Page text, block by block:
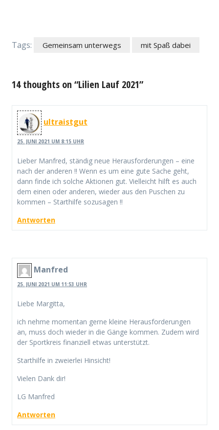
Tags: Gemeinsam unterwegs mit Spaß dabei
14 thoughts on “Lilien Lauf 2021”
ultraistgut
25. JUNI 2021 UM 8:15 UHR
Lieber Manfred, ständig neue Herausforderungen – eine
nach der anderen !! Wenn es um eine gute Sache geht,
dann finde ich solche Aktionen gut. Vielleicht hilft es auch
dem einen oder anderen, wieder aus den Puschen zu
kommen – Starthilfe sozusagen !!
Antworten
Manfred
25. JUNI 2021 UM 11:53 UHR
Liebe Margitta,
ich nehme momentan gerne kleine Herausforderungen
an, muss doch wieder in die Gänge kommen. Zudem wird
der Sportkreis finanziell etwas unterstützt.
Starthilfe in zweierlei Hinsicht!
Vielen Dank dir!
LG Manfred
Antworten